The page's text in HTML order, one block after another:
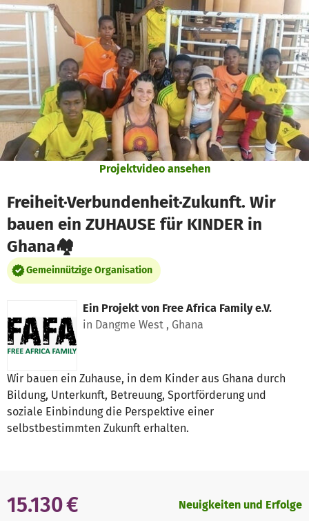
Zum Hauptinhalt springen
Erklärung zur Barrierefreiheit anzeigen
Projektvideo ansehen
Freiheit·Verbundenheit·Zukunft. Wir
bauen ein ZUHAUSE für KINDER in
Ghana🏘
Gemeinnützige Organisation
Ein Projekt von Free Africa Family e.V.
in Dangme West , Ghana
Wir bauen ein Zuhause, in dem Kinder aus Ghana durch
Bildung, Unterkunft, Betreuung, Sportförderung und
soziale Einbindung die Perspektive einer
selbstbestimmten Zukunft erhalten.
15.130 € Neuigkeiten und Erfolge